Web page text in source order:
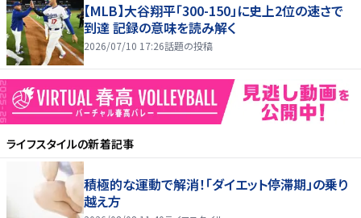
【MLB】大谷翔平「300-150」に史上2位の速さで
到達 記録の意味を読み解く
2026/07/10 17:26話題の投稿
ライフスタイルの新着記事
積極的な運動で解消！「ダイエット停滞期」の乗り
越え方